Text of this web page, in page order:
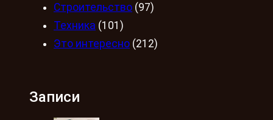
Строительство (97)
Техника (101)
Это интересно (212)
Записи